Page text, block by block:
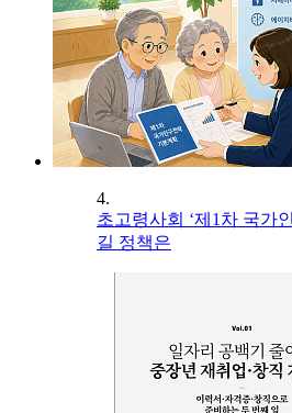
4.
초고령사회 ‘제1차 국가
길 정책은